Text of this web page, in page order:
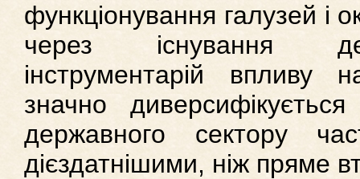
функціонування галузей і
через існування
інструментарій впливу
значно
державного сектору
дієздатнішими, ніж пряме